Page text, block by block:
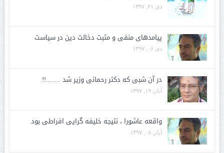
دی ۲۱, ۱۳۹۷
پیامدهای منفی و مثبت دخالت دین در سیاست
دی ۰۶, ۱۳۹۷
در آن شبی که دکتر رحمانی وزیر شد …….!!
آبان ۱۹, ۱۳۹۷
واقعه عاشورا ، نتیجه خلیفه گرایی افراطی بود
آبان ۰۸, ۱۳۹۷